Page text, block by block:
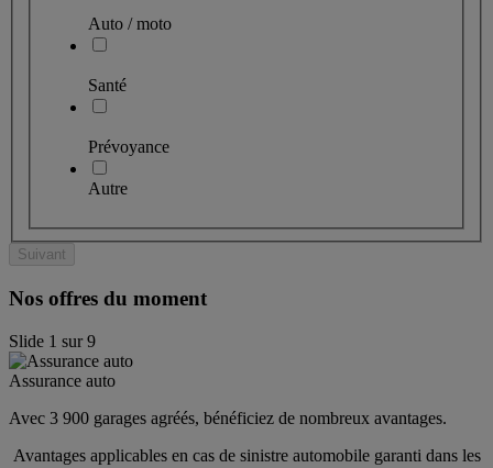
Auto / moto
Santé
Prévoyance
Autre
Suivant
Nos offres du moment
Slide 1 sur9
Assurance auto
Avec 3 900 garages agréés, bénéficiez de nombreux avantages.
Avantages applicables en cas de sinistre automobile garanti dans les